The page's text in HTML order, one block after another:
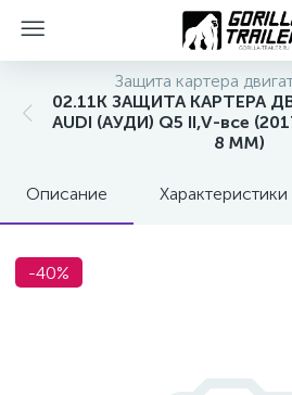
Защита картера
02.11K ЗАЩИТА КАРТЕРА
AUDI (АУДИ) Q5 II,V-все
8 ММ)
Описание Характеристики
-40%